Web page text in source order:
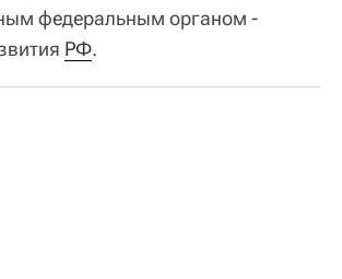
федеральным органом -
РФ.